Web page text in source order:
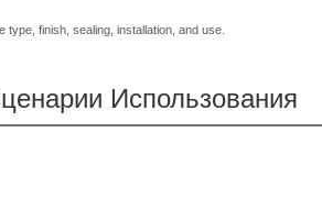
finish, sealing, installation, and use.
Использования